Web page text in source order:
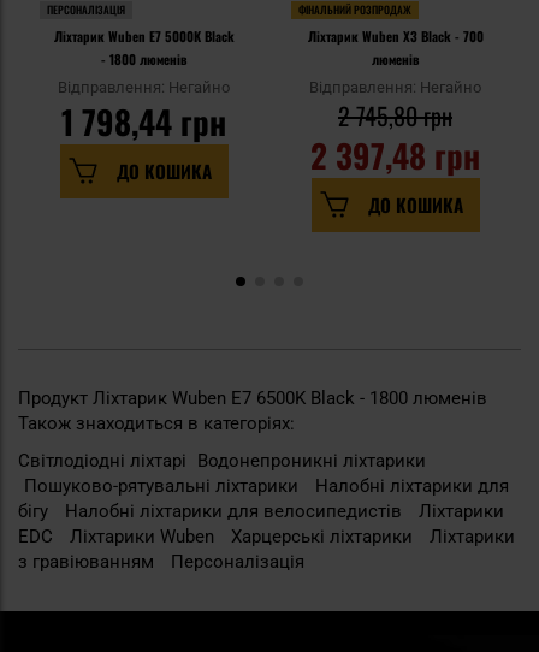
ПЕРСОНАЛІЗАЦІЯ
Ліхтарик Wuben E7 5000K Black
- 1800 люменів
Відправлення: Негайно
1 798,44 грн
ДО КОШИКА
ФІНАЛЬНИЙ РОЗПРОДАЖ
Ліхтарик Wuben X3 Black - 700
люменів
Відправлення: Негайно
2 397,48 грн
2 745,80 грн
ДО КОШИКА
Продукт Ліхтарик Wuben E7 6500K Black - 1800 люменів
Також знаходиться в категоріях:
Світлодіодні ліхтарі
Водонепроникні ліхтарики
Пошуково-рятувальні ліхтарики
Налобні ліхтарики для
бігу
Налобні ліхтарики для велосипедистів
Ліхтарики
EDC
Ліхтарики Wuben Харцерські ліхтарики
Ліхтарики
з гравіюванням
Персоналізація